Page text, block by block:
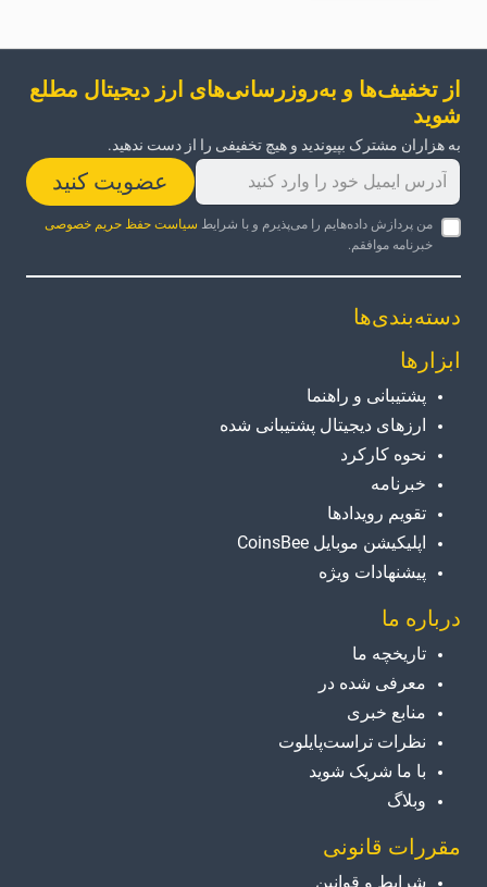
از تخفیف‌ها و به‌روزرسانی‌های ارز دیجیتال مطلع
شوید
به هزاران مشترک بپیوندید و هیچ تخفیفی را از دست ندهید.
عضویت کنید
من پردازش داده‌هایم را می‌پذیرم و با شرایط سیاست حفظ حریم خصوصی
خبرنامه موافقم.
دسته‌بندی‌ها
ابزارها
پشتیبانی و راهنما
ارزهای دیجیتال پشتیبانی شده
نحوه کارکرد
خبرنامه
تقویم رویدادها
اپلیکیشن موبایل CoinsBee
پیشنهادات ویژه
درباره ما
تاریخچه ما
معرفی شده در
منابع خبری
نظرات تراست‌پایلوت
با ما شریک شوید
وبلاگ
مقررات قانونی
شرایط و قوانین